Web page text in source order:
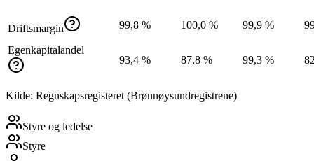
Driftsmargin 99,8 % 100,0 % 99,9 %
Egenkapitalandel
93,4 %
87,8 % 99,3 %
Kilde: Regnskapsregisteret (Brønnøysundregistrene)
Styre og ledelse
Styre